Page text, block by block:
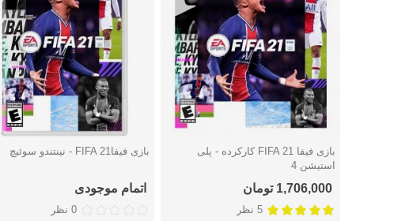
دوست داشتنبازی فیفا FIFA 21 کارکرده - پلی
استیشن 4
1,706,000 تومان
5 نظر
دوست داشتن بازی فیفاFIFA 21 - نینتندو سوئیچ
اتمام موجودی
0 نظر